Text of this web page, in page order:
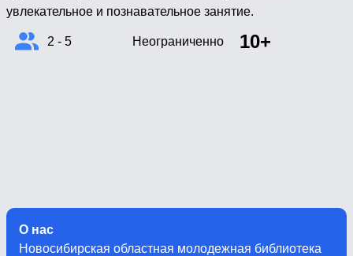
увлекательное и познавательное занятие.
2 - 5 Неограниченно 10+
О нас
Новосибирская областная молодежная библиотека